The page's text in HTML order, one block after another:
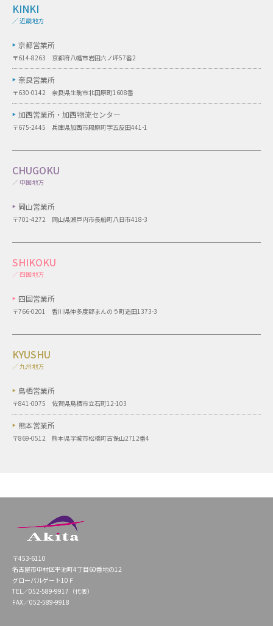
KINKI
／ 近畿地方
京都営業所
〒614-8263 京都府八幡市岩田六ノ坪57番2
奈良営業所
〒630-0142 奈良県生駒市北田原町1608番
加西営業所・ 加西物流センター
〒675-2445 兵庫県加西市殿原町字五反田441-1
CHUGOKU
／ 中国地方
岡山営業所
〒701-4272 岡山県瀬戸内市長船町八日市418-3
SHIKOKU
／ 四国地方
四国営業所
〒766-0201 香川県仲多度郡まんのう町造田1373-3
KYUSHU
／ 九州地方
鳥栖営業所
〒841-0075 佐賀県鳥栖市立石町12-103
熊本営業所
〒869-0512 熊本県宇城市松橋町古保山2712番4
〒453-6110
名古屋市中村区平池町4丁目60番地の12
グローバルゲート10Ｆ
TEL／052-589-9917（代表）
FAX／052-589-9918